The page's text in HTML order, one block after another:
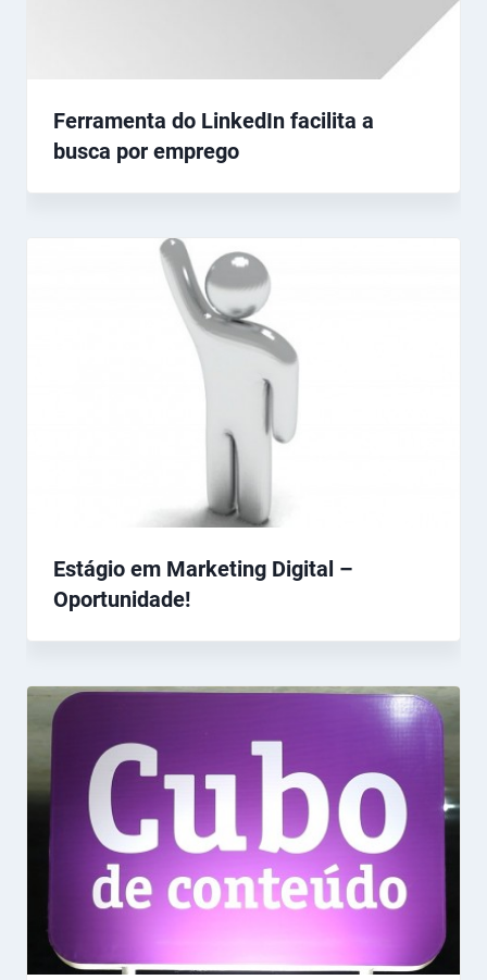
Ferramenta do LinkedIn facilita a
busca por emprego
Estágio em Marketing Digital –
Oportunidade!